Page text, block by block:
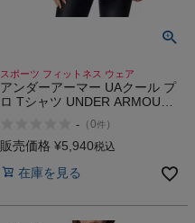
スポーツ フィットネス ウェア
アンダーアーマー UAクール プ
ロ Tシャツ UNDER ARMOUR
- （0件 ）
販売価格 ¥5,940税込
在庫を見る